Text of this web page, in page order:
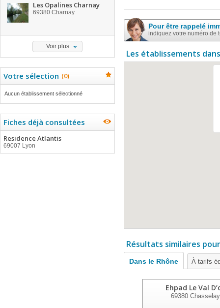
Les Opalines Charnay
69380 Charnay
Voir plus
Votre sélection (0)
Aucun établissement sélectionné
Fiches déjà consultées
Residence Atlantis
69007 Lyon
Pour être rappelé
indiquez votre numéro de
Les établissements
Résultats similaires
Dans le Rhône À tarifs
Ehpad Le Val
69380Chasselay